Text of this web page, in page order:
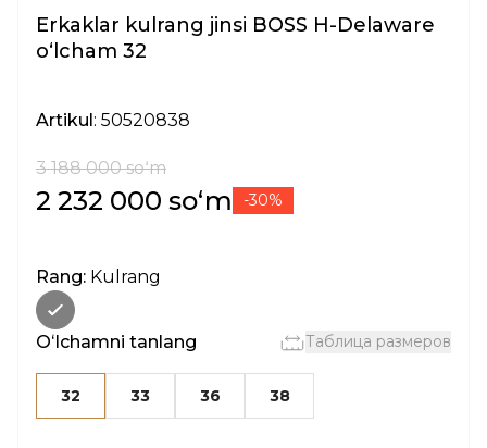
Erkaklar kulrang jinsi BOSS H-Delaware
oʻlcham 32
Artikul: 50520838
3 188 000 soʻm
2 232 000 soʻm -30%
Rang: Kulrang
Oʻlchamni tanlang Таблица размеров
32 33 36 38